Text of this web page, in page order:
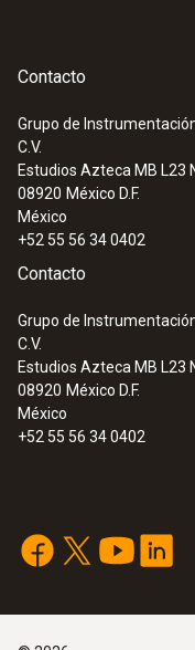
Contacto
Grupo de
C.V.
Estudios Azteca MB L23
08920 México D.F.
México
+52 55 56 34 0402
Contacto
Grupo de
C.V.
Estudios Azteca MB L23
08920 México D.F.
México
+52 55 56 34 0402